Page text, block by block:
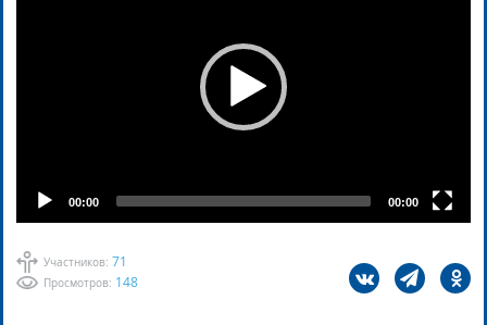
Участников: 71
Просмотров: 148
00:00 00:00